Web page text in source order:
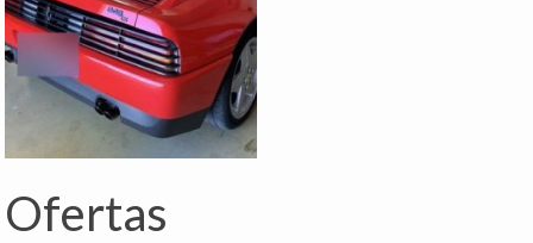
Ofertas